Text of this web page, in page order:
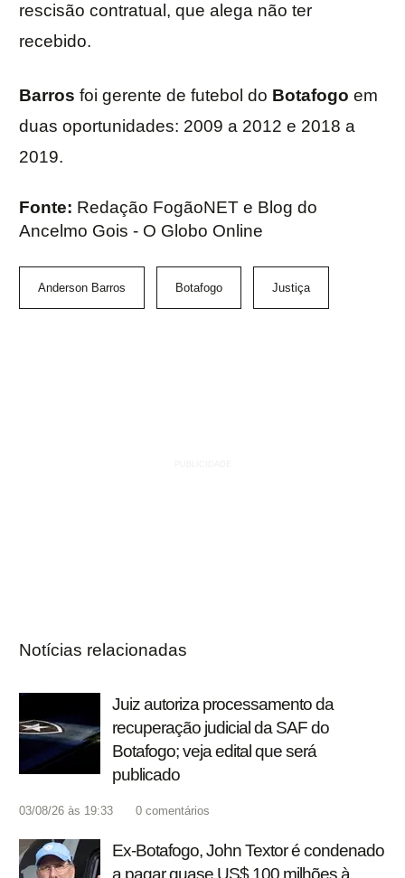
rescisão contratual, que alega não ter
recebido.
Barros foi gerente de futebol do Botafogo em
duas oportunidades: 2009 a 2012 e 2018 a
2019.
Fonte: Redação FogãoNET e Blog do
Ancelmo Gois - O Globo Online
Anderson Barros Botafogo Justiça
Notícias relacionadas
Juiz autoriza processamento da
recuperação judicial da SAF do
Botafogo; veja edital que será
publicado
03/08/26 às 19:33 0 comentários
Ex-Botafogo, John Textor é condenado